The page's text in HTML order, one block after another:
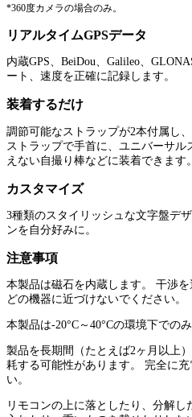
*360度カメラの場合のみ。
リアルタイムGPSデータ
内蔵GPS、BeiDou、Galileo、
ート、速度を正確に記録します。
装着するだけ
調節可能なストラップが2本付属し
ストラップで手首に、ユニバーサ
えない自撮り棒などに装着できます。
カスタマイズ
3種類のスタイリッシュな文字盤デ
ンを自分好みに。
注意事項
本製品は磁石を内蔵します。 干渉
どの機器に近づけないでください。
本製品は-20°C～40°Cの環境下での
製品を長期間（たとえば2ヶ月以上
耗する可能性があります。 完全に
い。
リモコンの上に落としたり、分解